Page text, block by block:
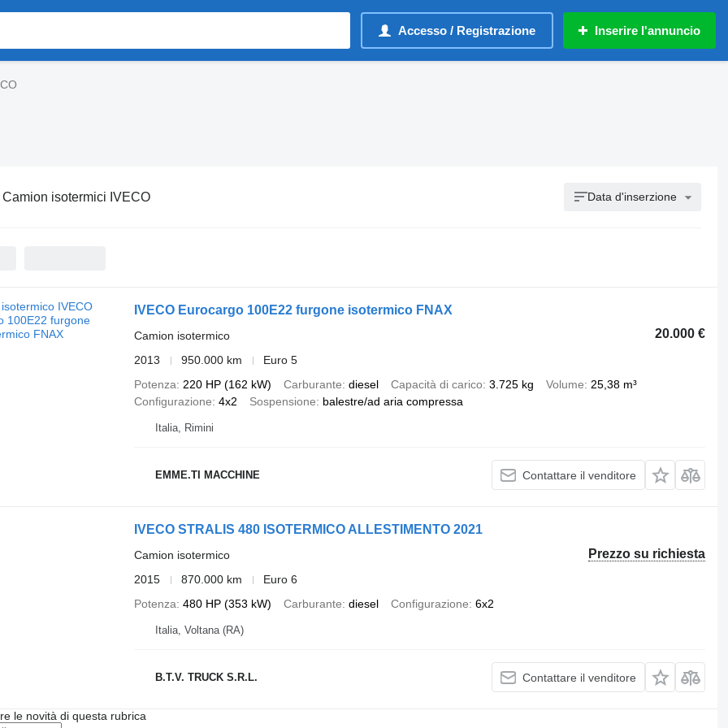
Accesso / Registrazione Inserire l'annuncio
Camion isotermici IVECO Data d'inserzione
IVECO Eurocargo 100E22 furgone isotermico FNAX
20.000 €
Camion isotermico
2013
950.000 km
Euro 5
Potenza
220 HP (162 kW) Carburante diesel Capacità di carico 3.725 kg Volume
25,38 m³
Configurazione 4x2 Sospensione balestre/ad aria compressa
Italia, Rimini
EMME.TI MACCHINE Contattare il venditore
IVECO STRALIS 480 ISOTERMICO ALLESTIMENTO 2021
Prezzo su richiesta
Camion isotermico
2015
870.000 km
Euro 6
Potenza 480 HP (353 kW) Carburante diesel Configurazione 6x2
Italia, Voltana (RA)
B.T.V. TRUCK S.R.L. Contattare il venditore
le novità di questa rubrica